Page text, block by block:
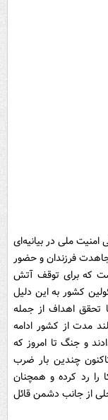
امنیت ملی در بیانیه‌ای
فرزندان و حضور
که برای توقف آتش
کشور به این دلیل
تحقق اهداف از جمله
مدت از کشور ادامه
و جنگ تا امروز که
چندین بار ضرب
را رد کرده و همچنان
از جانب دشمن قائل